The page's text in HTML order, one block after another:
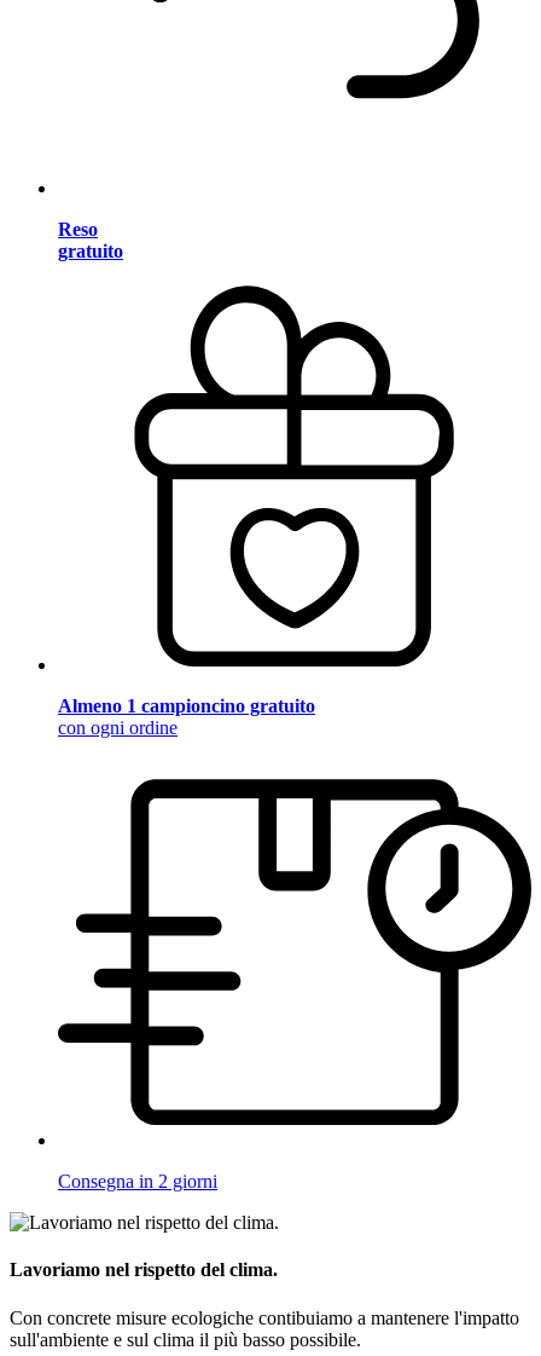
Reso
gratuito
Almeno 1 campioncino gratuito
con ogni ordine
Consegna in 2 giorni
Lavoriamo nel rispetto del clima.
Con concrete misure ecologiche contibuiamo a mantenere l'impatto
sull'ambiente e sul clima il più basso possibile.